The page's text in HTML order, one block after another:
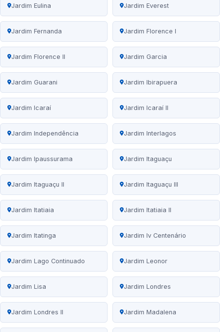
Jardim Eulina Jardim Everest
Jardim Fernanda Jardim Florence I
Jardim Florence II Jardim Garcia
Jardim Guarani Jardim Ibirapuera
Jardim Icaraí Jardim Icaraí II
Jardim Independência Jardim Interlagos
Jardim Ipaussurama Jardim Itaguaçu
Jardim Itaguaçu II Jardim Itaguaçu III
Jardim Itatiaia Jardim Itatiaia II
Jardim Itatinga Jardim Iv Centenário
Jardim Lago Continuado Jardim Leonor
Jardim Lisa Jardim Londres
Jardim Londres II Jardim Madalena